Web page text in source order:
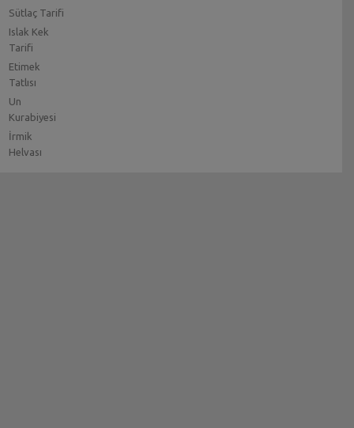
Sütlaç Tarifi
Islak Kek
Tarifi
Etimek
Tatlısı
Un
Kurabiyesi
İrmik
Helvası